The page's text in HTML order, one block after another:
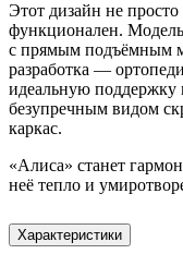
Этот дизайн не
функционален.
с прямым подъёмным
разработка —
идеальную поддержку
безупречным видом
каркас.
«Алиса» станет
неё тепло и
Характеристики